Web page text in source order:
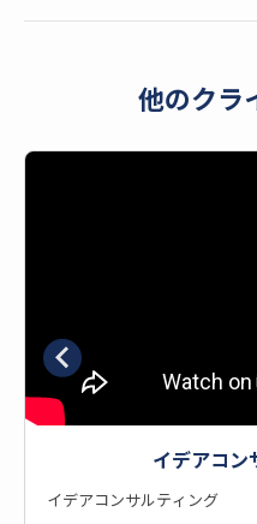
他のクラ
イデアコン
イデアコンサルティング